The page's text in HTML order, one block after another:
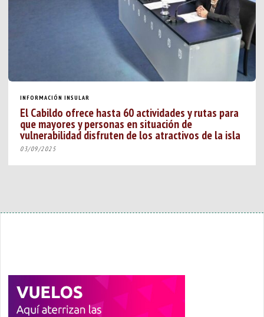
INFORMACIÓN INSULAR
El Cabildo ofrece hasta 60 actividades y rutas para
que mayores y personas en situación de
vulnerabilidad disfruten de los atractivos de la isla
03/09/2025